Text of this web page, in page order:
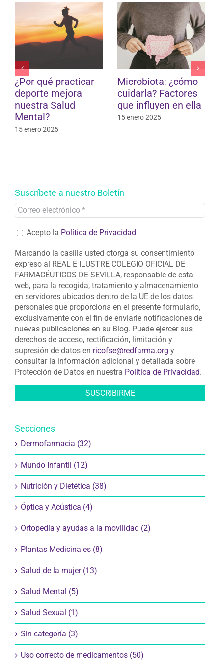
¿Por qué practicar
deporte mejora
nuestra Salud
Mental?
15 enero 2025
Microbiota: ¿cómo
cuidarla? Factores
que influyen en ella
15 enero 2025
Suscríbete a nuestro Boletín
Acepto la Política de Privacidad
Marcando la casilla usted otorga su consentimiento
expreso al REAL E ILUSTRE COLEGIO OFICIAL DE
FARMACÉUTICOS DE SEVILLA, responsable de esta
web, para la recogida, tratamiento y almacenamiento
en servidores ubicados dentro de la UE de los datos
personales que proporciona en el presente formulario,
exclusivamente con el fin de enviarle notificaciones de
nuevas publicaciones en su Blog. Puede ejercer sus
derechos de acceso, rectificación, limitación y
supresión de datos en ricofse@redfarma.org y
consultar la información adicional y detallada sobre
Protección de Datos en nuestra Política de Privacidad.
Secciones
Dermofarmacia (32)
Mundo Infantil (12)
Nutrición y Dietética (38)
Óptica y Acústica (4)
Ortopedia y ayudas a la movilidad (2)
Plantas Medicinales (8)
Salud de la mujer (13)
Salud Mental (5)
Salud Sexual (1)
Sin categoría (3)
Uso correcto de medicamentos (50)